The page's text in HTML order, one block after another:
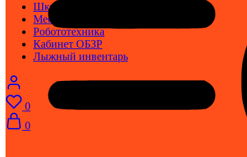
Школьная мебель
Мебель для детского сада
Робототехника
Кабинет ОБЗР
Лыжный инвентарь
0
0